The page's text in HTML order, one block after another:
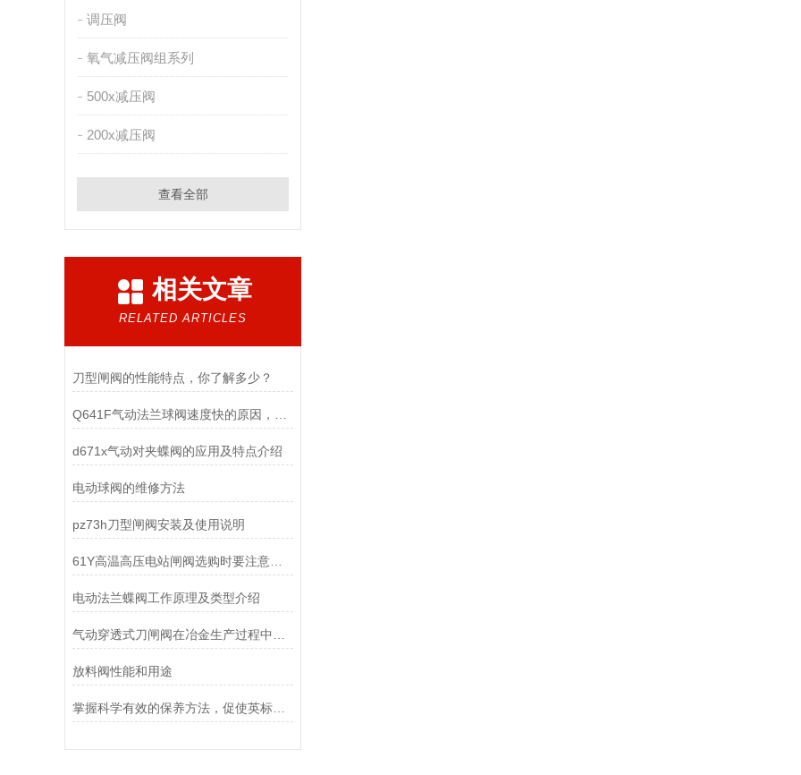
调压阀
氧气减压阀组系列
500x减压阀
200x减压阀
查看全部
相关文章
RELATED ARTICLES
刀型闸阀的性能特点，你了解多少？
d671x气动对夹蝶阀的应用及特点介绍
电动球阀的维修方法
pz73h刀型闸阀安装及使用说明
61Y高温高压电站闸阀选购时要注意哪些事项？
电动法兰蝶阀工作原理及类型介绍
放料阀性能和用途
掌握科学有效的保养方法，促使英标气动隔膜阀的使用寿命得以延伸